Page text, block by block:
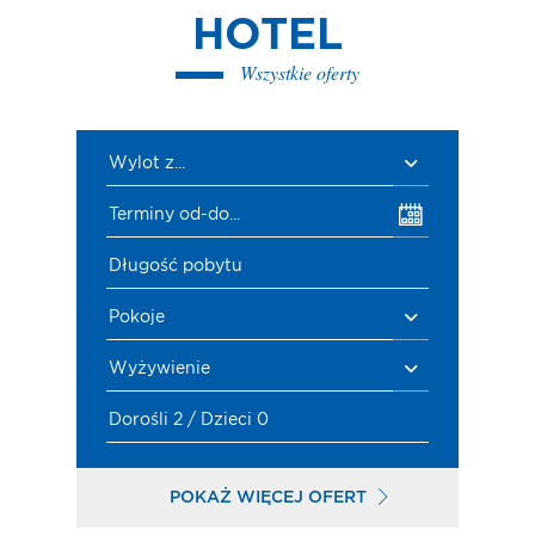
HOTEL
Wszystkie oferty
Wylot z...
Terminy od-do...
Długość pobytu
Pokoje
Wyżywienie
Dorośli 2 / Dzieci 0
POKAŻ WIĘCEJ OFERT